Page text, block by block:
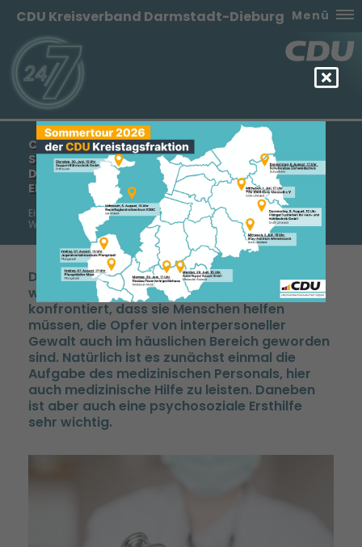
CDU Kreisverband Darmstadt-Dieburg Menü
CDU-KREISTAGSFRAKTION FORDERT LANDRAT
SCHELLHAAS AUF, EINE SCHUTZAMBULANZ FÜR
DEN LANDKREIS DARMSTADT-DIEBURG
EINZURICHTEN
Ein Beitrag vom stellvertretenden Fraktionsvorsitzenden Dr.
Werner Thomas
Die Notaufnahmen von Krankenhäusern
werden immer wieder mit der Tatsache
konfrontiert, dass sie Menschen helfen
müssen, die Opfer von interpersoneller
Gewalt auch im häuslichen Bereich geworden
sind. Natürlich ist es zunächst einmal die
Aufgabe des medizinischen Personals, hier
auch medizinische Hilfe zu leisten. Daneben
ist aber auch eine psychosoziale Ersthilfe
sehr wichtig.